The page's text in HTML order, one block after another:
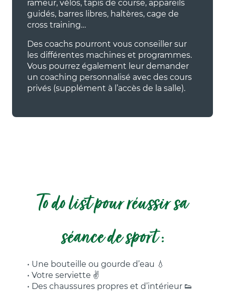
rameur, vélos, tapis de course, appareils
guidés, barres libres, haltères, cage de
cross training…
Des coachs pourront vous conseiller sur
les différentes machines et programmes.
Vous pourrez également leur demander
un coaching personnalisé avec des cours
privés (supplément à l’accès de la salle).
To do list pour réussir sa
séance de sport :
• Une bouteille ou gourde d’eau 💧
• Votre serviette ✌️
• Des chaussures propres et d’intérieur 👟